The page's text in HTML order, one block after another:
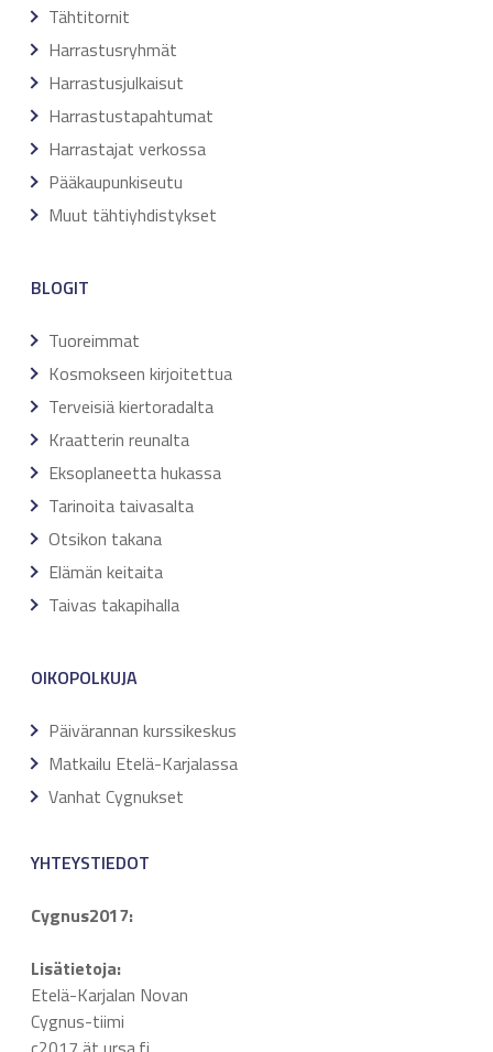
Tähtitornit
Harrastusryhmät
Harrastusjulkaisut
Harrastustapahtumat
Harrastajat verkossa
Pääkaupunkiseutu
Muut tähtiyhdistykset
BLOGIT
Tuoreimmat
Kosmokseen kirjoitettua
Terveisiä kiertoradalta
Kraatterin reunalta
Eksoplaneetta hukassa
Tarinoita taivasalta
Otsikon takana
Elämän keitaita
Taivas takapihalla
OIKOPOLKUJA
Päivärannan kurssikeskus
Matkailu Etelä-Karjalassa
Vanhat Cygnukset
YHTEYSTIEDOT
Cygnus2017:
Lisätietoja:
Etelä-Karjalan Novan
Cygnus-tiimi